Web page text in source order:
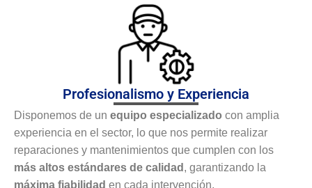
Profesionalismo y Experiencia
Disponemos de un equipo especializado con amplia
experiencia en el sector, lo que nos permite realizar
reparaciones y mantenimientos que cumplen con los
más altos estándares de calidad , garantizando la
máxima fiabilidad en cada intervención.